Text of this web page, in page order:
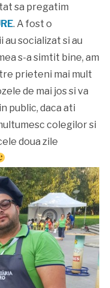
sa pregatim
. A fost o
socializat si au
s-a simtit bine, am
prieteni mai mult
de mai jos si va
public, daca ati
colegilor si
doua zile